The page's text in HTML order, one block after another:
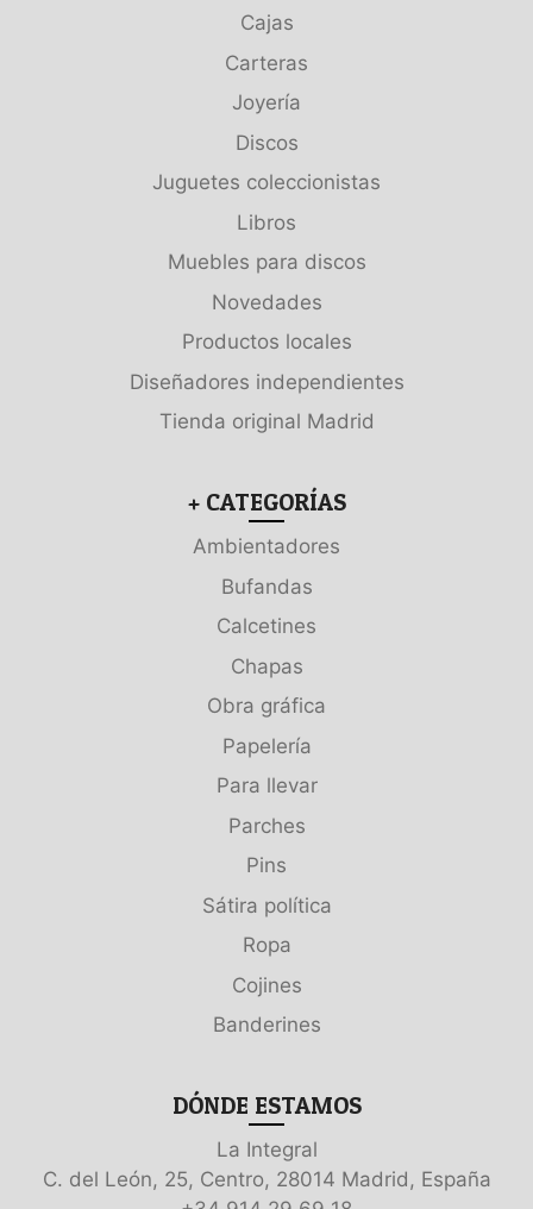
Cajas
Carteras
Joyería
Discos
Juguetes coleccionistas
Libros
Muebles para discos
Novedades
Productos locales
Diseñadores independientes
Tienda original Madrid
+ CATEGORÍAS
Ambientadores
Bufandas
Calcetines
Chapas
Obra gráfica
Papelería
Para llevar
Parches
Pins
Sátira política
Ropa
Cojines
Banderines
DÓNDE ESTAMOS
La Integral
C. del León, 25, Centro, 28014 Madrid, España